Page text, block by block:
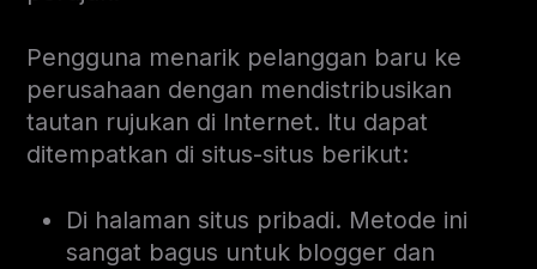
Pengguna menarik pelanggan baru ke
perusahaan dengan mendistribusikan
tautan rujukan di Internet. Itu dapat
ditempatkan di situs-situs berikut:
Di halaman situs pribadi. Metode ini
sangat bagus untuk blogger dan